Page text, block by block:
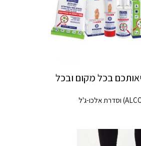
בכל מקום ובכל
סדרת אלכו-ג'ל (ALCO-GEL) וסדרת אלכו-ג'ל